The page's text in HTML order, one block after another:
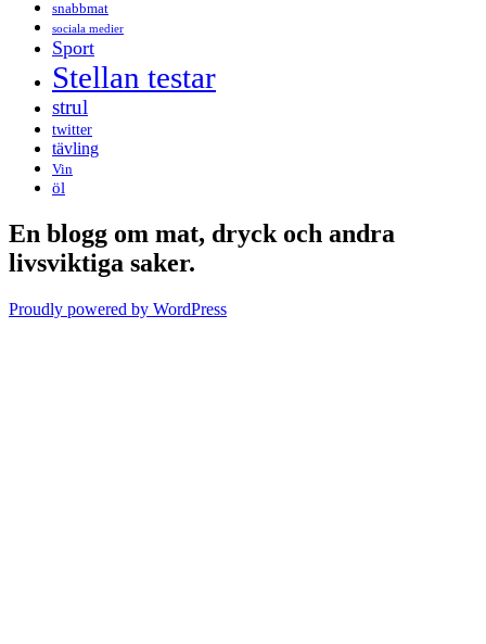
snabbmat
sociala medier
Sport
Stellan testar
strul
twitter
tävling
Vin
öl
En blogg om mat, dryck och andra
livsviktiga saker.
Proudly powered by WordPress